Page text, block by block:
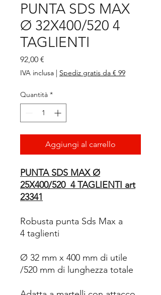
PUNTA SDS MAX
Ø 32X400/520 4
TAGLIENTI
92,00 €
IVA inclusa | Spediz gratis da € 99
Quantità *
Aggiungi al carrello
PUNTA SDS MAX Ø
25X400/520 4 TAGLIENTI art
23341
Robusta punta Sds Max a
4 taglienti
Ø 32 mm x 400 mm di utile
/520 mm di lunghezza totale